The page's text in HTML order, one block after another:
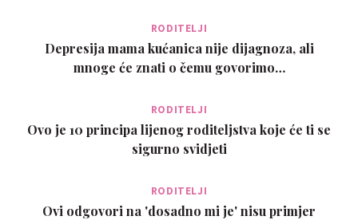
RODITELJI
Depresija mama kućanica nije dijagnoza, ali
mnoge će znati o čemu govorimo…
RODITELJI
Ovo je 10 principa lijenog roditeljstva koje će ti se
sigurno svidjeti
RODITELJI
Ovi odgovori na 'dosadno mi je' nisu primjer